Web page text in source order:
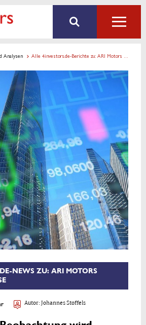
Analysen Alle 4investors.de-Berichte zu: ARI Motors Industries SE
NEWS ZU: ARI MOTORS
Autor:Johannes Stoffels